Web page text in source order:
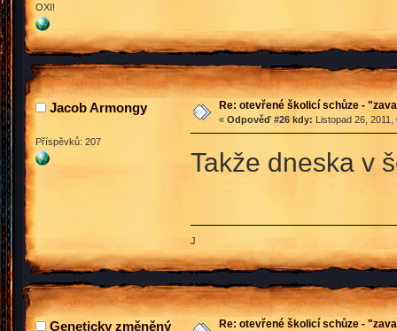
OXI!
Jacob Armongy
Příspěvků: 207
Re: otevřené školicí schůze -
« Odpověď #26 kdy: Listopad 26,
Takže dneska v
J
Geneticky změněný
Re: otevřené školicí schůze -